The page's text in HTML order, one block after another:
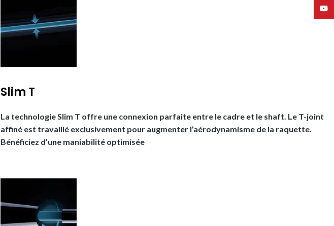
Slim T
La technologie Slim T offre une connexion parfaite entre le cadre et le shaft. Le T-joint
affiné est travaillé exclusivement pour augmenter l’aérodynamisme de la raquette.
Bénéficiez d’une maniabilité optimisée